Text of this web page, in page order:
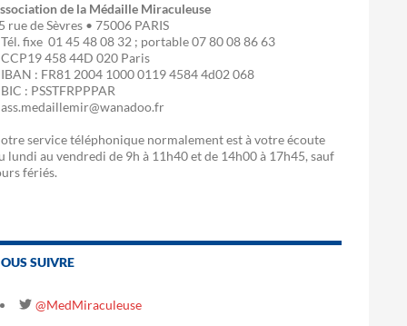
de la Médaille Miraculeuse
rue de Sèvres • 75006 PARIS
fixe 01 45 48 08 32 ; portable 07 80 08 86 63
458 44D 020 Paris
: FR81 2004 1000 0119 4584 4d02 068
: PSSTFRPPPAR
service téléphonique normalement est à votre écoute
lundi au vendredi de 9h à 11h40 et de 14h00 à 17h45, sauf
fériés.
SUIVRE
@MedMiraculeuse